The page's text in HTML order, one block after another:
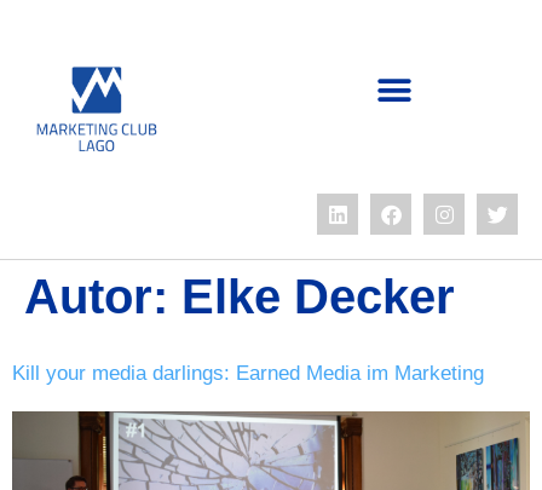
Autor: Elke Decker
Kill your media darlings: Earned Media im Marketing